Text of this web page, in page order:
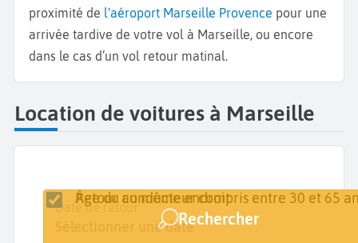
proximité de l'aéroport Marseille Provence pour une
arrivée tardive de votre vol à Marseille, ou encore
dans le cas d’un vol retour matinal.
Location de voitures à Marseille
Lieu de retrait
Date de retrait
Sélectionner une date
Date de retour
Sélectionner une date
Retour au même endroit
Âge du conducteur compris entre 30 et 65
Rechercher